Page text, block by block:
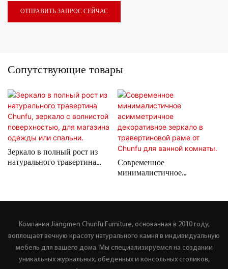
ОТПРАВИТЬ ЗАПРОС СЕЙЧАС
Сопутствующие товары
Зеркало в полный рост из
натурального травертина
спальни.
Современное
минималистичное
комнаты.
Компания Jiangmen Chunfu Furniture, основанная в 2010 году,
воплощает вечную красоту натурального камня в индивидуальную
мебель для вашего дома. Мы специализируемся на создании
уникальных журнальных, обеденных и консольных столиков,